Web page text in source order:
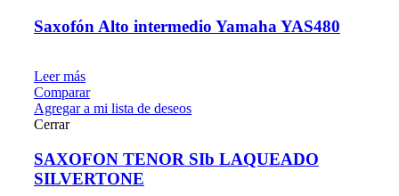
Saxofón Alto intermedio Yamaha YAS480
Leer más
Comparar
Agregar a mi lista de deseos
Cerrar
SAXOFON TENOR SIb LAQUEADO
SILVERTONE